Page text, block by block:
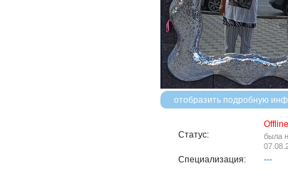
отобразить подробную
Статус:
Offline
была
Специализация: ---